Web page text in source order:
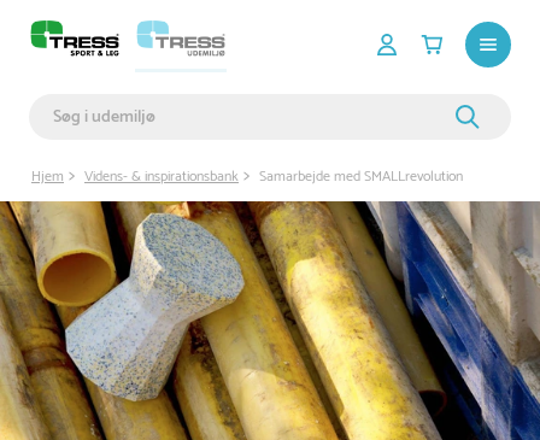
Hjem Videns- & inspirationsbank Samarbejde med SMALLrevolution